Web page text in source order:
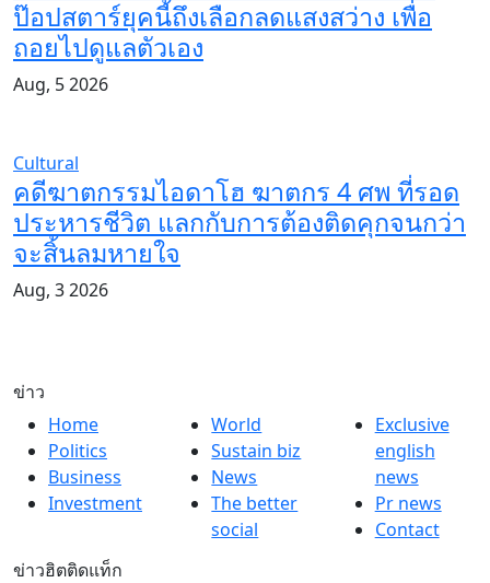
ป๊อปสตาร์ยุคนี้ถึงเลือกลดแสงสว่าง เพื่อ
ถอยไปดูแลตัวเอง
Aug, 5 2026
Cultural
คดีฆาตกรรมไอดาโฮ ฆาตกร 4 ศพ ที่รอด
ประหารชีวิต แลกกับการต้องติดคุกจนกว่า
จะสิ้นลมหายใจ
Aug, 3 2026
ข่าว
Home
Politics
Business
Investment
World
Sustain biz
News
The better
social
Exclusive
english
news
Pr news
Contact
ข่าวฮิตติดแท็ก